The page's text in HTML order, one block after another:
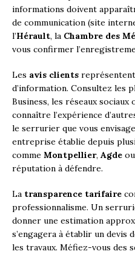
informations doivent
de communication (site
l’Hérault, la Chambre des
vous confirmer
Les avis clients
d’information. Consultez les
Business, les réseaux
connaître l’expérience
le serrurier que vous
entreprise établie depuis
comme Montpellier, Agde ou
réputation à défendre.
La transparence tarifaire
professionnalisme. Un
donner une estimation
s’engagera à établir un devis
les travaux. Méfiez-vous des